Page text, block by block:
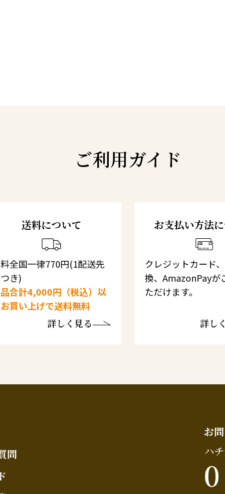
ご利用ガイド
送料について
全国一律770円(1配送先
き)
合計4,000円（税込）以
買い上げで送料無料
詳しく見る
お支払い方法
クレジットカード
換、AmazonPayが
ただけます。
詳し
問
お
ハ